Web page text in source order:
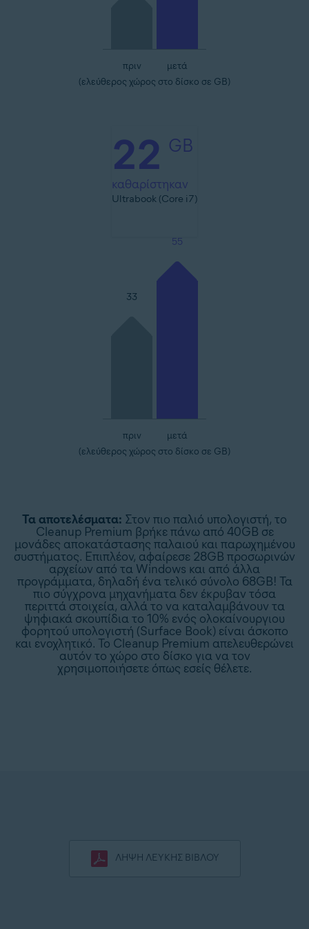
πριν
μετά
(ελεύθερος χώρος στο δίσκο σε GB)
22 GB
καθαρίστηκαν
Ultrabook (Core i7)
33
55
πριν
μετά
(ελεύθερος χώρος στο δίσκο σε GB)
Τα αποτελέσματα: Στον πιο παλιό υπολογιστή, το
Cleanup Premium βρήκε πάνω από 40GB σε
μονάδες αποκατάστασης παλαιού και παρωχημένου
συστήματος. Επιπλέον, αφαίρεσε 28GB προσωρινών
αρχείων από τα Windows και από άλλα
προγράμματα, δηλαδή ένα τελικό σύνολο 68GB! Τα
πιο σύγχρονα μηχανήματα δεν έκρυβαν τόσα
περιττά στοιχεία, αλλά το να καταλαμβάνουν τα
ψηφιακά σκουπίδια το 10% ενός ολοκαίνουργιου
φορητού υπολογιστή (Surface Book) είναι άσκοπο
και ενοχλητικό. Το Cleanup Premium απελευθερώνει
αυτόν το χώρο στο δίσκο για να τον
χρησιμοποιήσετε όπως εσείς θέλετε.
ΛΉΨΗ ΛΕΥΚΉΣ ΒΊΒΛΟΥ